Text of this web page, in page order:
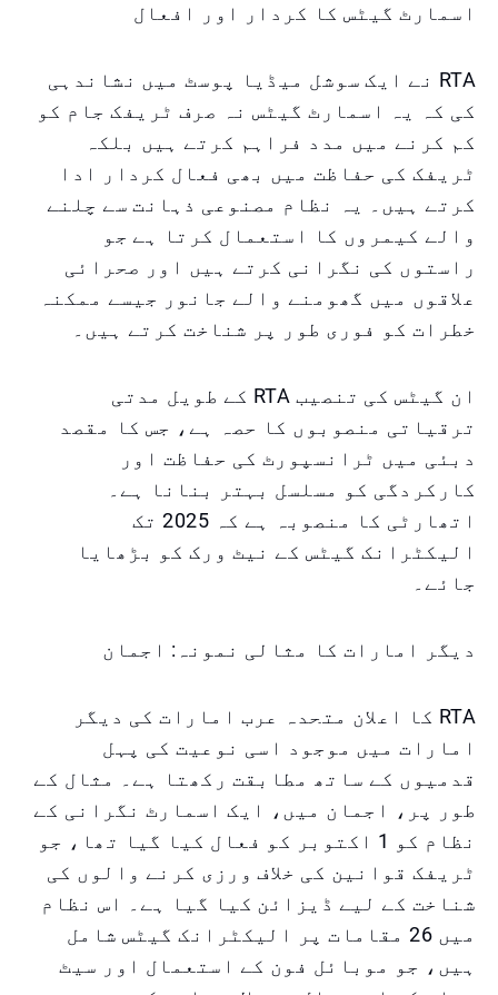
اسمارٹ گیٹس کا کردار اور افعال
RTA نے ایک سوشل میڈیا پوسٹ میں نشاندہی
کی کہ یہ اسمارٹ گیٹس نہ صرف ٹریفک جام کو
کم کرنے میں مدد فراہم کرتے ہیں بلکہ
ٹریفک کی حفاظت میں بھی فعال کردار ادا
کرتے ہیں۔ یہ نظام مصنوعی ذہانت سے چلنے
والے کیمروں کا استعمال کرتا ہے جو
راستوں کی نگرانی کرتے ہیں اور صحرائی
علاقوں میں گھومنے والے جانور جیسے ممکنہ
خطرات کو فوری طور پر شناخت کرتے ہیں۔
ان گیٹس کی تنصیب RTA کے طویل مدتی
ترقیاتی منصوبوں کا حصہ ہے، جس کا مقصد
دبئی میں ٹرانسپورٹ کی حفاظت اور
کارکردگی کو مسلسل بہتر بنانا ہے۔
اتھارٹی کا منصوبہ ہے کہ 2025 تک
الیکٹرانک گیٹس کے نیٹ ورک کو بڑھایا
جائے۔
دیگر امارات کا مثالی نمونہ: اجمان
RTA کا اعلان متحدہ عرب امارات کی دیگر
امارات میں موجود اسی نوعیت کی پہل
قدمیوں کے ساتھ مطابقت رکھتا ہے۔ مثال کے
طور پر، اجمان میں، ایک اسمارٹ نگرانی کے
نظام کو 1 اکتوبر کو فعال کیا گیا تھا، جو
ٹریفک قوانین کی خلاف ورزی کرنے والوں کی
شناخت کے لیے ڈیزائن کیا گیا ہے۔ اس نظام
میں 26 مقامات پر الیکٹرانک گیٹس شامل
ہیں، جو موبائل فون کے استعمال اور سیٹ